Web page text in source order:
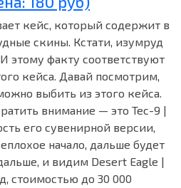
кейс, который содержит в
скины. Кстати, изумруд
этому факту соответствуют
кейса. Давай посмотрим,
выбить из этого кейса.
внимание — это Tec-9 |
его сувенирной версии,
начало, дальше будет
и видим Desert Eagle |
стоимостью до 30 000